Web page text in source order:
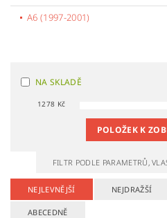
A6 (1997-2001)
NA SKLADĚ
1278 Kč
POLOŽEK K
FILTR PODLE PARAMETRŮ,
NEJLEVNĚJŠÍ NEJDRAŽŠÍ
ABECEDNĚ